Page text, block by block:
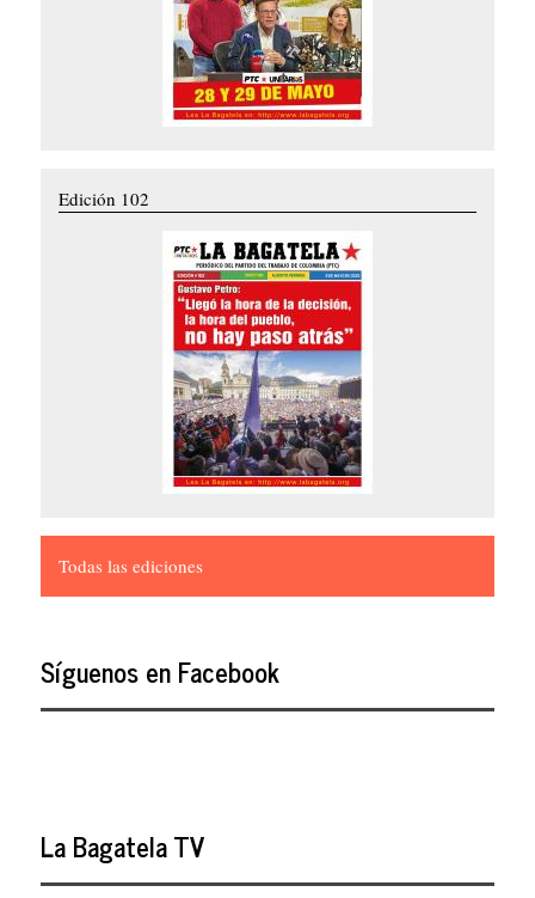
Edición 102
Todas las ediciones
Síguenos en Facebook
La Bagatela TV